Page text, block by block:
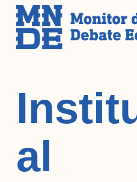
P
u
Seções
Glossário
Blog do MNDE
Podcast do MNDE
Lives do MNDE
al